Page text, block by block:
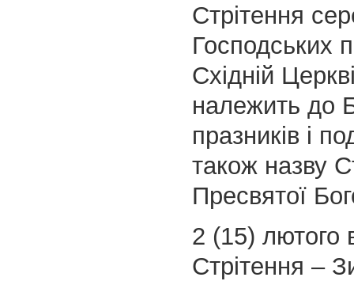
Стрітення
Господських
Східній
належить до
празників і
також назву
Пресвятої
2 (15) лютого
Стрітення –